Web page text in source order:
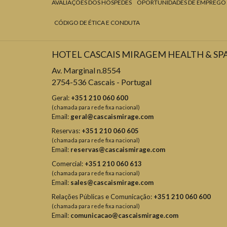
AVALIAÇÕES DOS HÓSPEDES OPORTUNIDADES DE EMPREGO
CÓDIGO DE ÉTICA E CONDUTA
HOTEL CASCAIS MIRAGEM HEALTH &
Av. Marginal n.8554
2754-536 Cascais - Portugal
Geral: +351 210 060 600
(chamada para rede fixa nacional)
Email: geral@cascaismirage.com
Reservas: +351 210 060 605
(chamada para rede fixa nacional)
Email: reservas@cascaismirage.com
Comercial: +351 210 060 613
(chamada para rede fixa nacional)
Email: sales@cascaismirage.com
Relações Públicas e Comunicação: +351 210 060 600
(chamada para rede fixa nacional)
Email: comunicacao@cascaismirage.com